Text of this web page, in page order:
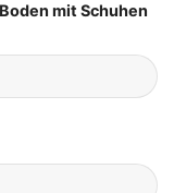
mit Schuhen